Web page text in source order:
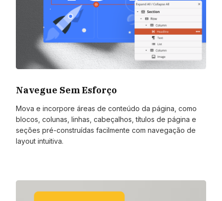
Navegue Sem Esforço
Mova e incorpore áreas de conteúdo da página, como
blocos, colunas, linhas, cabeçalhos, títulos de página e
seções pré-construídas facilmente com navegação de
layout intuitiva.